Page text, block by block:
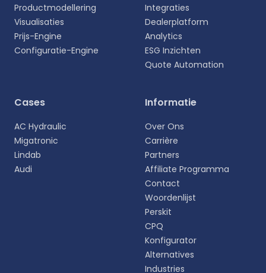
Selecteer uw taal
persoonlijke ervaring.
Productmodellering
Visualisaties
Prijs-Engine
Configuratie-Engine
Integraties
Dealerplatform
Analytics
ESG Inzichten
Quote Automation
Cases
AC Hydraulic
Migatronic
Lindab
Audi
Informatie
Over Ons
Carrière
Partners
Affiliate Programma
Contact
Woordenlijst
Perskit
CPQ
Konfigurator
Alternatives
Industries